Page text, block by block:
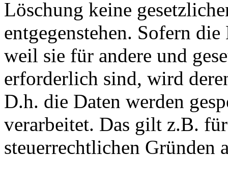
Löschung keine
entgegenstehen. Sofern
weil sie für andere und
erforderlich sind, wird
D.h. die Daten werden
verarbeitet. Das gilt z.B.
steuerrechtlichen Gründen